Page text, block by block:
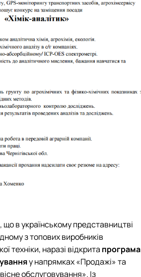
в українському представництві
з топових виробників
техніки, наразі відкрита програма
у напрямках «Продажі» та
обслуговування». Із